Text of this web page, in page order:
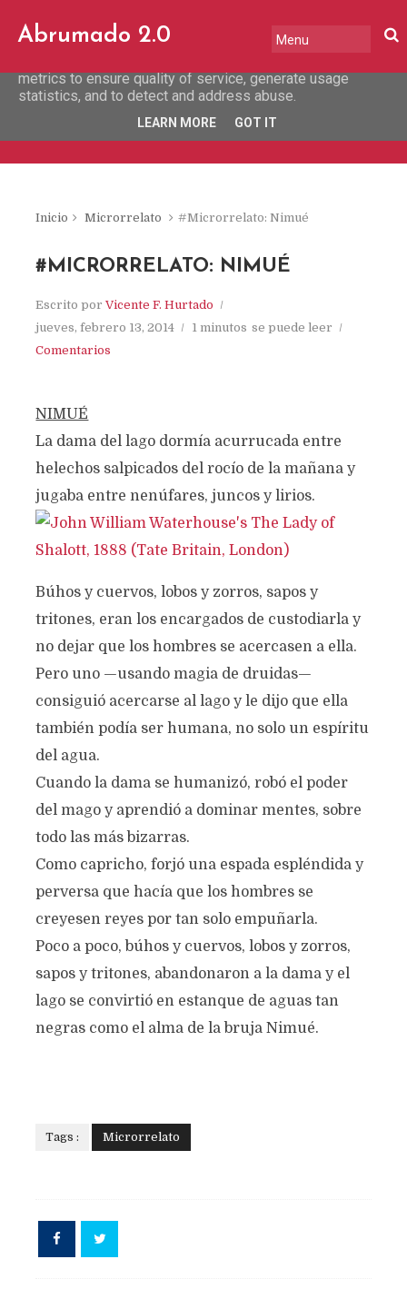
Abrumado 2.0
Inicio Microrrelato #Microrrelato: Nimué
#MICRORRELATO: NIMUÉ
Escrito porVicente F. Hurtado
jueves, febrero 13, 2014
1 minutos se puede leer
Comentarios
NIMUÉ
La dama del lago dormía acurrucada entre
helechos salpicados del rocío de la mañana y
jugaba entre nenúfares, juncos y lirios.
Búhos y cuervos, lobos y zorros, sapos y
tritones, eran los encargados de custodiarla y
no dejar que los hombres se acercasen a ella.
Pero uno —usando magia de druidas—
consiguió acercarse al lago y le dijo que ella
también podía ser humana, no solo un espíritu
del agua.
Cuando la dama se humanizó, robó el poder
del mago y aprendió a dominar mentes, sobre
todo las más bizarras.
Como capricho, forjó una espada espléndida y
perversa que hacía que los hombres se
creyesen reyes por tan solo empuñarla.
Poco a poco, búhos y cuervos, lobos y zorros,
sapos y tritones, abandonaron a la dama y el
lago se convirtió en estanque de aguas tan
negras como el alma de la bruja Nimué.
Tags : Microrrelato
This site uses cookies from Google to deliver its services
and to analyze traffic. Your IP address and user-agent are
metrics to ensure quality of service, generate usage
statistics, and to detect and address abuse.
LEARN MORE GOT IT